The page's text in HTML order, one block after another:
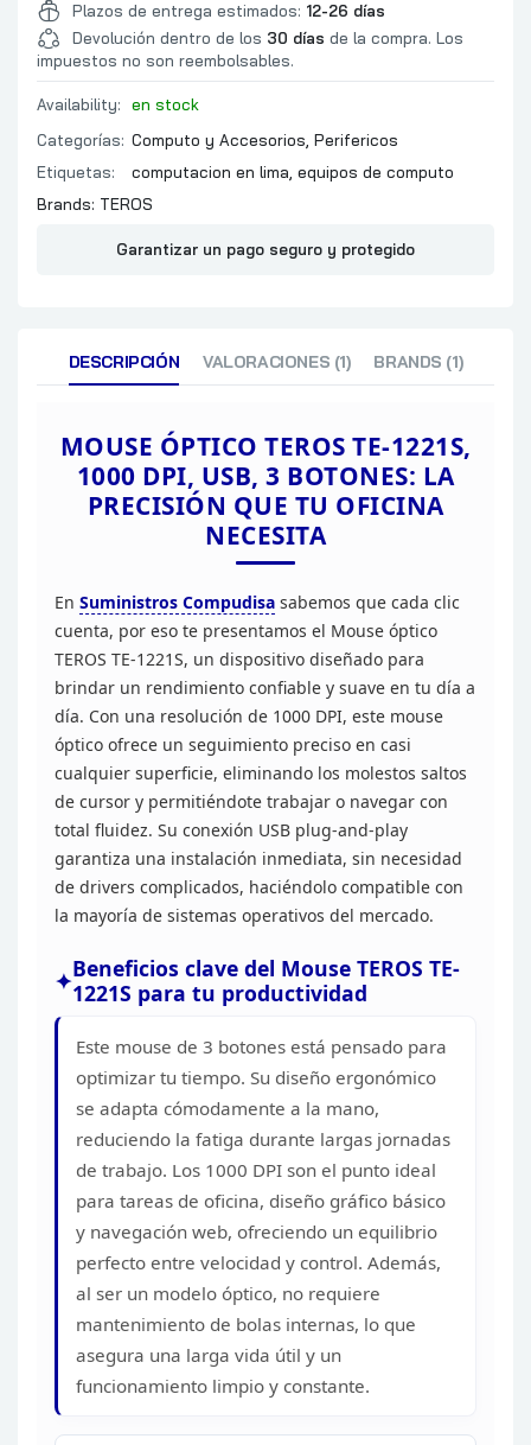
PRESENTACION
Plazos de entrega estimados: 12-26 días
Devolución dentro de los 30 días de la compra. Los
impuestos no son reembolsables.
Availability:
en stock
Categorías: Computo y Accesorios Perifericos
Etiquetas:
computacion en lima equipos de computo
Brands: TEROS
Garantizar un pago seguro y protegido
DESCRIPCIÓN VALORACIONES (1) BRANDS (1)
MOUSE ÓPTICO TEROS TE-1221S,
1000 DPI, USB, 3 BOTONES: LA
PRECISIÓN QUE TU OFICINA
NECESITA
En Suministros Compudisa sabemos que cada clic
cuenta, por eso te presentamos el Mouse óptico
TEROS TE-1221S, un dispositivo diseñado para
brindar un rendimiento confiable y suave en tu día a
día. Con una resolución de 1000 DPI, este mouse
óptico ofrece un seguimiento preciso en casi
cualquier superficie, eliminando los molestos saltos
de cursor y permitiéndote trabajar o navegar con
total fluidez. Su conexión USB plug-and-play
garantiza una instalación inmediata, sin necesidad
de drivers complicados, haciéndolo compatible con
la mayoría de sistemas operativos del mercado.
Beneficios clave del Mouse TEROS TE-
1221S para tu productividad
Este mouse de 3 botones está pensado para
optimizar tu tiempo. Su diseño ergonómico
se adapta cómodamente a la mano,
reduciendo la fatiga durante largas jornadas
de trabajo. Los 1000 DPI son el punto ideal
para tareas de oficina, diseño gráfico básico
y navegación web, ofreciendo un equilibrio
perfecto entre velocidad y control. Además,
al ser un modelo óptico, no requiere
mantenimiento de bolas internas, lo que
asegura una larga vida útil y un
funcionamiento limpio y constante.